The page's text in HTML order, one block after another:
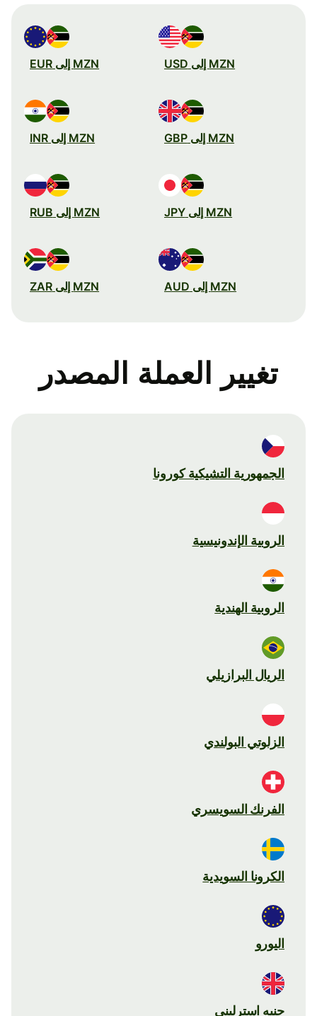
MZN إلى USD MZN إلى EUR
MZN إلى GBP MZN إلى INR
MZN إلى JPY MZN إلى RUB
MZN إلى AUD MZN إلى ZAR
تغيير العملة المصدر
الجمهورية التشيكية كورونا
الروبية الإندونيسية
الروبية الهندية
الريال البرازيلي
الزلوتي البولندي
الفرنك السويسري
الكرونا السويدية
اليورو
جنيه استرليني